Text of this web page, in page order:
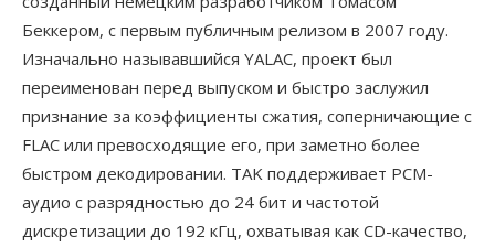
Беккером, с первым публичным релизом в 2007 году.
Изначально называвшийся YALAC, проект был
переименован перед выпуском и быстро заслужил
признание за коэффициенты сжатия, соперничающие с
FLAC или превосходящие его, при заметно более
быстром декодировании. TAK поддерживает PCM-
аудио с разрядностью до 24 бит и частотой
дискретизации до 192 кГц, охватывая как CD-качество,